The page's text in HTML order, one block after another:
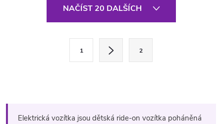
a
NAČÍST 20 DALŠÍCH
n
1 2
Elektrická vozítka jsou dětská ride-on vozítka poháněná